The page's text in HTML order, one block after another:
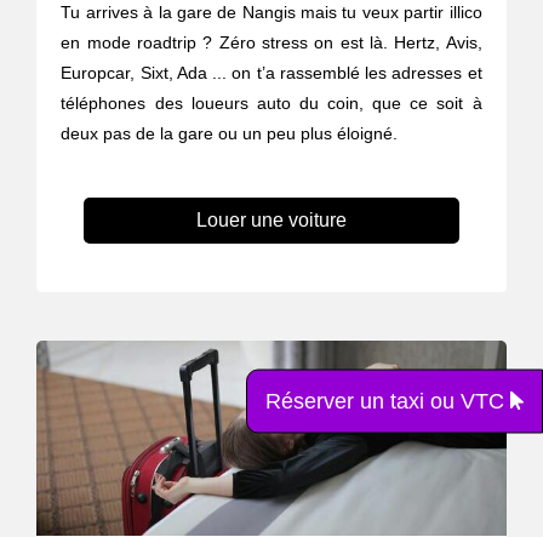
Tu arrives à la gare de Nangis mais tu veux partir illico
en mode roadtrip ? Zéro stress on est là. Hertz, Avis,
Europcar, Sixt, Ada ... on t’a rassemblé les adresses et
téléphones des loueurs auto du coin, que ce soit à
deux pas de la gare ou un peu plus éloigné.
Louer une voiture
Réserver un taxi ou VTC